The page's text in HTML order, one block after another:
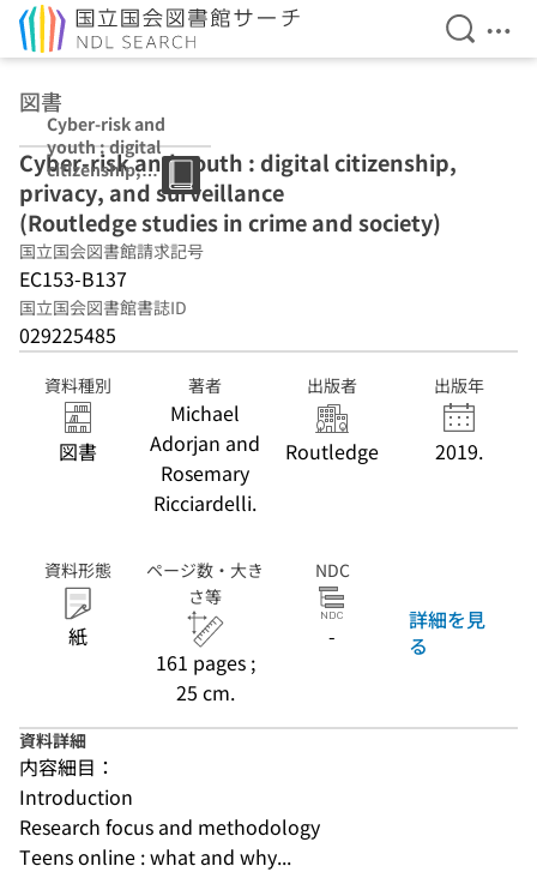
検索を
メ
図書
Cyber-risk and
youth : digital
citizenship,
privacy, and
surveillance
(Routledge
studies in crime
and society)
Cyber-risk and youth : digital citizenship,
privacy, and surveillance
(Routledge studies in crime and society)
国立国会図書館請求記号
EC153-B137
国立国会図書館書誌ID
029225485
資料種別
図書
著者
Michael
Adorjan and
Rosemary
Ricciardelli.
出版者
Routledge
出版年
2019.
資料形態
紙
ページ数・大き
さ等
161 pages ;
25 cm.
NDC
-
詳細を見
る
資料詳細
内容細目：
Introduction
Research focus and methodology
Teens online : what and why...